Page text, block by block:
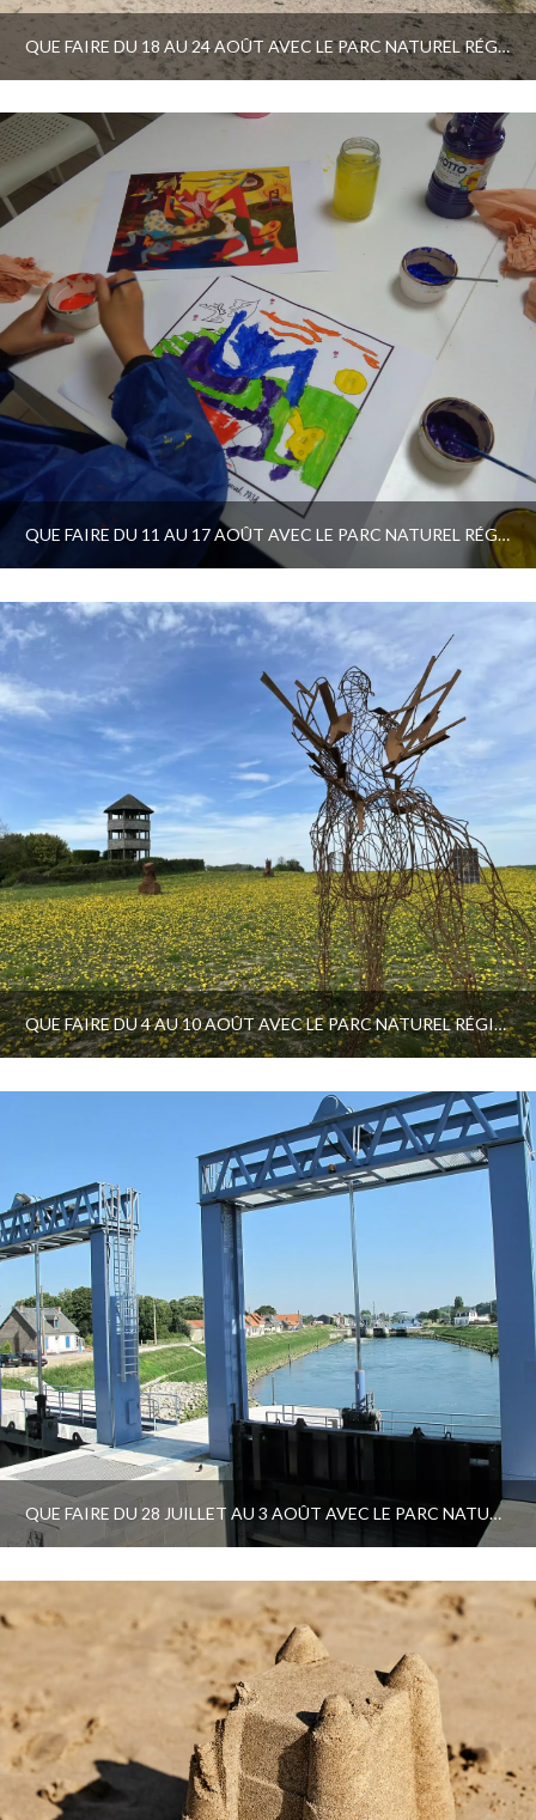
QUE FAIRE DU 18 AU 24 AOÛT AVEC LE PARC NATUREL RÉGIONAL ET LE PAYS D’ART ET D’HISTOIRE
QUE FAIRE DU 11 AU 17 AOÛT AVEC LE PARC NATUREL RÉGIONAL ET LE PAYS D’ART ET D’HISTOIRE
QUE FAIRE DU 4 AU 10 AOÛT AVEC LE PARC NATUREL RÉGIONAL ET LE PAYS D’ART ET D’HISTOIRE
QUE FAIRE DU 28 JUILLET AU 3 AOÛT AVEC LE PARC NATUREL RÉGIONAL ET LE PAYS D’ART ET D’HISTOIRE